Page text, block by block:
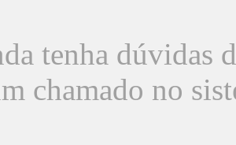
tenha dúvidas
chamado no